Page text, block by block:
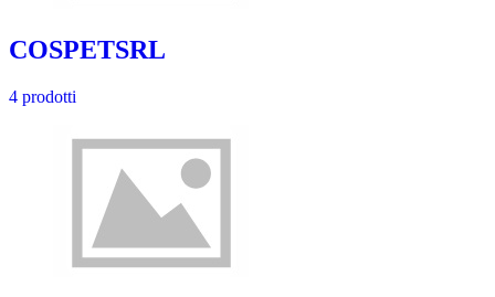
COSPETSRL
4 prodotti